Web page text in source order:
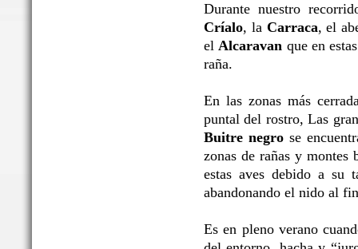
Durante nuestro
Críalo, la Carraca, el
elAlcaravan que en
raña.
En las zonas más
puntal del rostro, Las
Buitre negrose
zonas de rañas y
estas aves debido a su
abandonando el nido al
Es en pleno verano